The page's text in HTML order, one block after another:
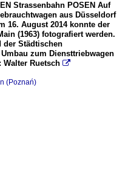
Strassenbahn POSEN Auf
aus Düsseldorf
16. August 2014 konnte der
(1963) fotografiert werden.
der Städtischen
zum Diensttriebwagen
Walter Ruetsch 
(Poznań)